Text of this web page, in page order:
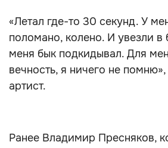
«Летал где-то 30 секунд. У
поломано, колено. И увезли в
меня бык подкидывал. Для
вечность, я ничего не
артист.
Ранее Владимир Пресняков,